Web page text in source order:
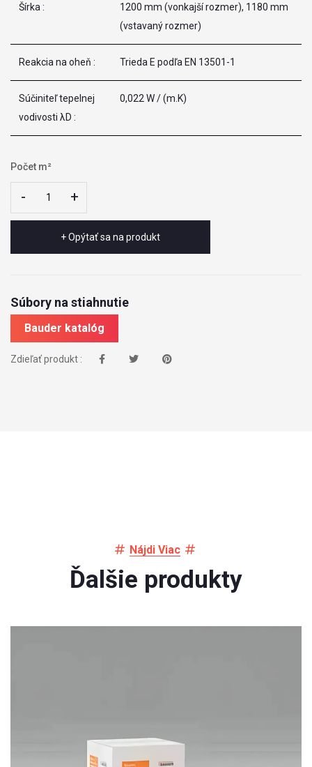
Šírka :
1200 mm (vonkajší rozmer), 1180 mm
(vstavaný rozmer)
Reakcia na oheň : Trieda E podľa EN 13501-1
Súčiniteľ tepelnej
vodivosti λD :
0,022 W / (m.K)
Počet m²
- +
- +
+ Opýtať sa na produkt
Súbory na stiahnutie
Bauder katalóg
Zdieľať produkt :
Nájdi Viac
Ďalšie produkty